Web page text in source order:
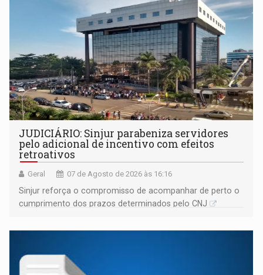
JUDICIÁRIO: Sinjur parabeniza servidores
pelo adicional de incentivo com efeitos
retroativos
Geral 07 de Agosto de 2026 às 16:16
Sinjur reforça o compromisso de acompanhar de perto o
cumprimento dos prazos determinados pelo CNJ